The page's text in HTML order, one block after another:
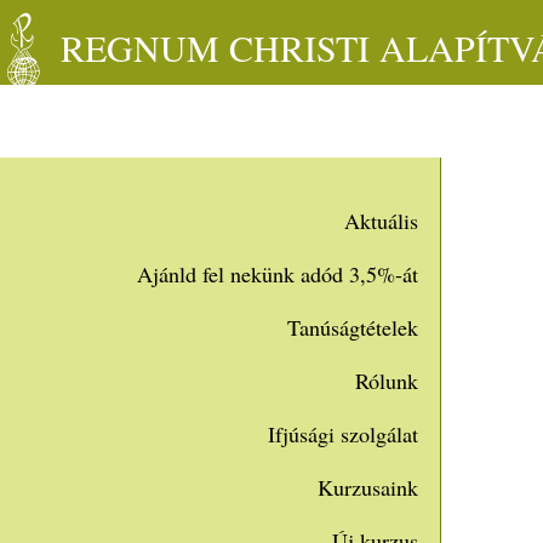
REGNUM CHRISTI
Aktuális
Ajánld fel nekünk adód 3,5%-át
Tanúságtételek
Rólunk
Ifjúsági szolgálat
Kurzusaink